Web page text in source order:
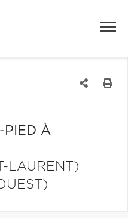
PIED À
LAURENT)